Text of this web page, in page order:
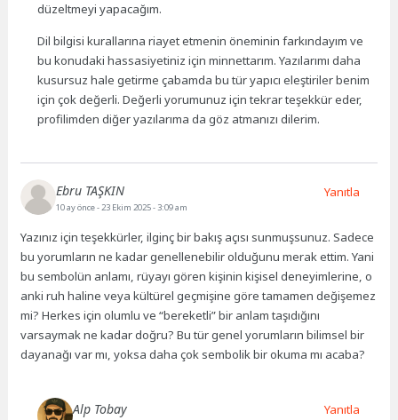
düzeltmeyi yapacağım.
Dil bilgisi kurallarına riayet etmenin öneminin farkındayım ve
bu konudaki hassasiyetiniz için minnettarım. Yazılarımı daha
kusursuz hale getirme çabamda bu tür yapıcı eleştiriler benim
için çok değerli. Değerli yorumunuz için tekrar teşekkür eder,
profilimden diğer yazılarıma da göz atmanızı dilerim.
Ebru TAŞKIN
10 ay önce- 23 Ekim 2025 - 3:09 am
Yazınız için teşekkürler, ilginç bir bakış açısı sunmuşsunuz. Sadece
bu yorumların ne kadar genellenebilir olduğunu merak ettim. Yani
bu sembolün anlamı, rüyayı gören kişinin kişisel deneyimlerine, o
anki ruh haline veya kültürel geçmişine göre tamamen değişemez
mi? Herkes için olumlu ve “bereketli” bir anlam taşıdığını
varsaymak ne kadar doğru? Bu tür genel yorumların bilimsel bir
dayanağı var mı, yoksa daha çok sembolik bir okuma mı acaba?
Yanıtla
Alp Tobay Yanıtla